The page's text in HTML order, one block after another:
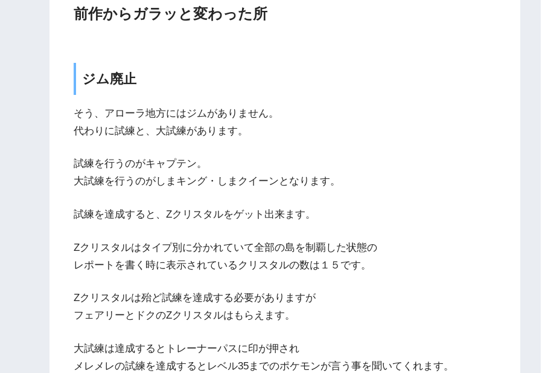
前作からガラッと変わった所
ジム廃止
そう、アローラ地方にはジムがありません。
代わりに試練と、大試練があります。
試練を行うのがキャプテン。
大試練を行うのがしまキング・しまクイーンとなります。
試練を達成すると、Zクリスタルをゲット出来ます。
Zクリスタルはタイプ別に分かれていて全部の島を制覇した状態の
レポートを書く時に表示されているクリスタルの数は１５です。
Zクリスタルは殆ど試練を達成する必要がありますが
フェアリーとドクのZクリスタルはもらえます。
大試練は達成するとトレーナーパスに印が押され
メレメレの試練を達成するとレベル35までのポケモンが言う事を聞いてくれます。